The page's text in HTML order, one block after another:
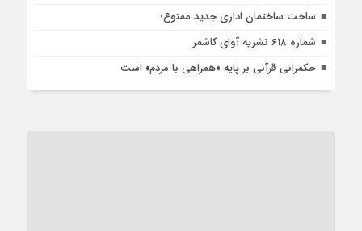
ساخت ساختمان اداری جدید ممنوع؛
شماره 618 نشریه آوای کاشمر
حکمرانی قرآنی بر پایه «همراهی با مردم» است